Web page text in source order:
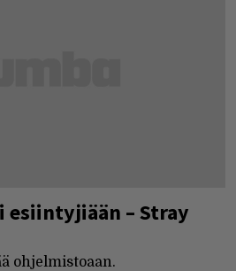
esiintyjiään – Stray
ohjelmistoaan.